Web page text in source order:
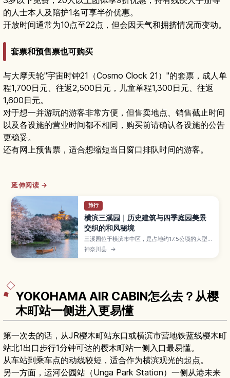
的人士本人及陪护1名可享半价优惠。
开放时间通常为10点至22点，但会因天气和拥挤情况而变动。
套票和预售票也可购买
与大摩天轮"宇宙时钟21（Cosmo Clock 21）"的套票，成人单
程1,700日元、往返2,500日元，儿童单程1,300日元、往返
1,600日元。
对于想一并游玩的游客非常方便，但售卖地点、销售截止时间
以及各设施的营业时间都不相同，购买前请确认各设施的公告
更稳妥。
还有网上预售票，适合想缩短当日窗口排队时间的游客。
延伸阅读 →
旅行
横滨三溪园｜历史建筑与四季庭园美景
交织的和风秘境
三溪园位于横滨市中区，是占地约17.5公顷的大型
日式庭园，园内分布着从日本各地移建而来的历史
建筑，与池泉回游式庭园相映成趣。本文将介绍本
神奈川县 →
YOKOHAMA AIR CABIN怎么去？从樱
木町站一侧进入更易懂
第一次去的话，从JR樱木町站东口或横滨市营地铁蓝线樱木町
站北1出口步行1分钟可达的樱木町站一侧入口最易懂。
从车站到乘车点的动线较短，适合作为横滨观光的起点。
另一方面，运河公园站（Unga Park Station）一侧从港未来